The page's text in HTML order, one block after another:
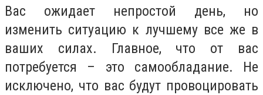
Вас ожидает непростой день, но
изменить ситуацию к лучшему все же в
ваших силах. Главное, что от вас
потребуется – это самообладание. Не
исключено, что вас будут провоцировать